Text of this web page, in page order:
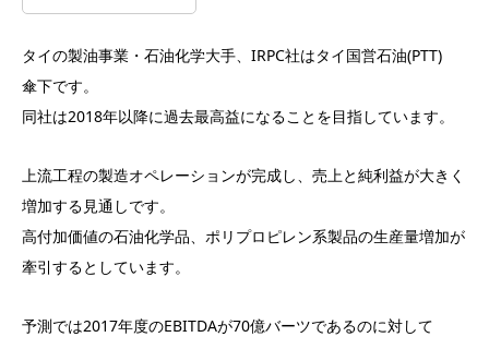
タイの製油事業・石油化学大手、IRPC社はタイ国営石油(PTT)
傘下です。
同社は2018年以降に過去最高益になることを目指しています。
上流工程の製造オペレーションが完成し、売上と純利益が大きく
増加する見通しです。
高付加価値の石油化学品、ポリプロピレン系製品の生産量増加が
牽引するとしています。
予測では2017年度のEBITDAが70億バーツであるのに対して